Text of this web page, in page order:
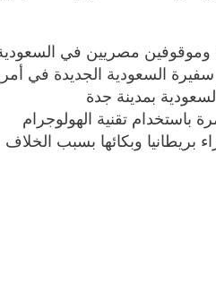
مصريين في
السعودية الجديدة في
بمدينة جدة
باستخدام تقنية الهولوجرام
بريطانيا وبكائها بسبب